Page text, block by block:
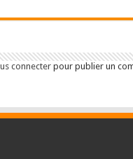
connecter pour publier un